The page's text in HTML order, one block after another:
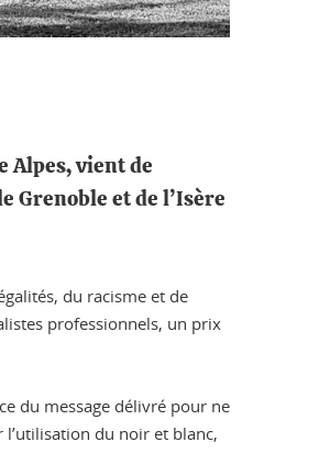
Alpes, vient de
Grenoble et de l’Isère
du racisme et de
professionnels, un prix
du message délivré pour ne
l’utilisation du noir et blanc,